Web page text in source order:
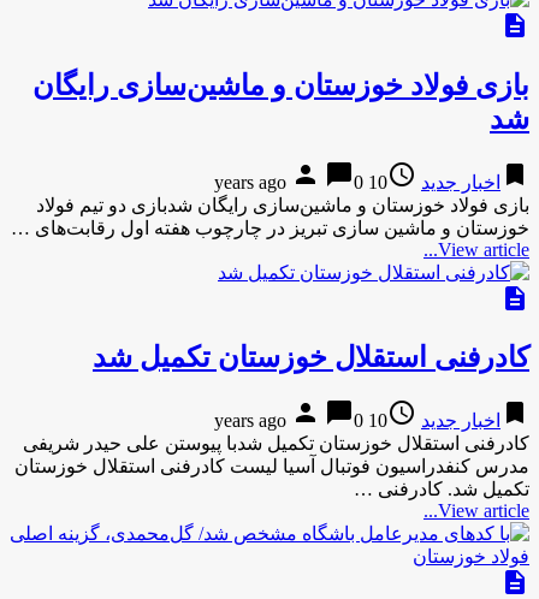
description
بازی فولاد خوزستان و ماشین‌سازی رایگان
شد
bookmark اخبار جدید access_time
10 years ago
person chat_bubble0
بازی فولاد خوزستان و ماشین‌سازی رایگان شدبازی دو تیم فولاد
خوزستان و ماشین سازی تبریز در چارچوب هفته اول رقابت‌های …
View article...
description
کادرفنی استقلال خوزستان تکمیل شد
bookmark اخبار جدید access_time
10 years ago
person chat_bubble0
کادرفنی استقلال خوزستان تکمیل شدبا پیوستن علی حیدر شریفی
مدرس کنفدراسیون فوتبال آسیا لیست کادرفنی استقلال خوزستان
تکمیل شد. کادرفنی …
View article...
description